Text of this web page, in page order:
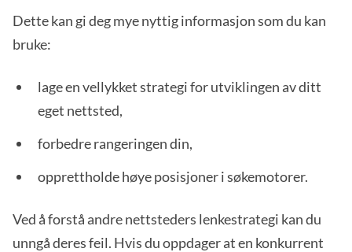
Dette kan gi deg mye nyttig informasjon som du kan
bruke:
lage en vellykket strategi for utviklingen av ditt
eget nettsted,
forbedre rangeringen din,
opprettholde høye posisjoner i søkemotorer.
Ved å forstå andre nettsteders lenkestrategi kan du
unngå deres feil. Hvis du oppdager at en konkurrent